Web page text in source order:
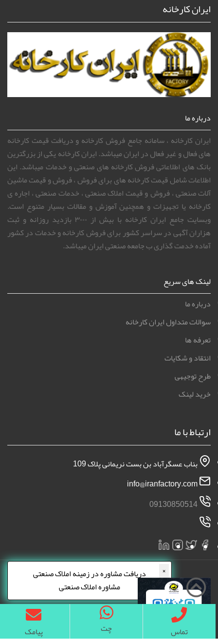
تماس چت پیامک
×
دریافت مشاوره در زمینه املاک صنعتی
مشاوره املاک صنعتی
ایران کارخانه
درباره ما
ایران کارخانه ، سامانه جامع فروش کارخانه و دریافت قیمت کارخانه
های فعال و غیر فعال در ایران میباشد. ایران کارخانه یکی از بزرگترین
بانک های اطلاعاتی فروش کارخانه های صنعتی و خدمات میباشد. این
اطلاعات شامل قیمت کارخانه های برای فروش ، فروش و قیمت ماشین
آلات صنعتی ، فروش و قیمت املاک صنعتی ، خدمات صنعتی ، اجاره ی
کارخانه یا تجهیزات و همچنین آموزش و مقالات بسیار متنوع است.
وبسایت جامع ایران کارخانه با بیش از ۳۰۰۰ بازدید روزانه و ثبت
هزاران آگهی در سراسر کشور برای فروش کارخانه و خدمات در کشور
آماده خدمت گذاری ب جامعه صنعتی ایران میباشد.
لینک های سریع
درباره ما
سوالات متداول ایران کارخانه
تعرفه ها
انتقاد و شکایات
طرح توجیهی
خرید لینک
ارتباط با ما
بناب عسگرآباد بن بست نریمانی پلاک 109
09130850514